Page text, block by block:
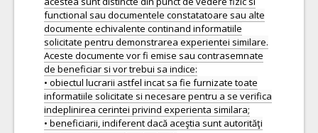
functional sau documentele constatatoare sau alte
documente echivalente continand informatiile
solicitate pentru demonstrarea experientei similare.
Aceste documente vor fi emise sau contrasemnate
de beneficiar si vor trebui sa indice:
• obiectul lucrarii astfel incat sa fie furnizate toate
informatiile solicitate si necesare pentru a se verifica
indeplinirea cerintei privind experienta similara;
• beneficiarii, indiferent dacă aceştia sunt autorităţi